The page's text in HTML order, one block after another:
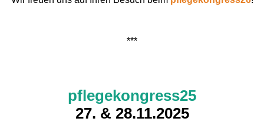
​​​​​​***
pflegekongress25
27. & 28.11.2025